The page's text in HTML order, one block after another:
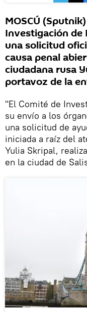
MOSCÚ
Investigación de
una solicitud
causa penal
ciudadana rusa
portavoz de la
"El Comité de
su envío a los
una solicitud de
iniciada a raíz del
Yulia Skripal,
en la ciudad de